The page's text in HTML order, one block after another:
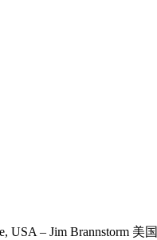
USA – Jim Brannstorm 美国